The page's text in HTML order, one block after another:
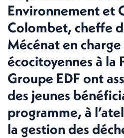
Environnement et
Colombet, cheffe
Mécénat en
écocitoyennes à la
Groupe EDF ont
des jeunes
programme, à
la gestion des